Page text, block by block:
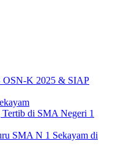
K 2025 & SIAP
di SMA Negeri 1
SMA N 1 Sekayam di